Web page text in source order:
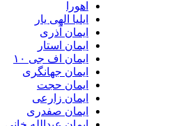
ایلیا الهی یار
ایمان آذری
ایمان استار
ایمان اف جی ۱۰
ایمان جهانگری
ایمان حجت
ایمان زارعی
ایمان صفدری